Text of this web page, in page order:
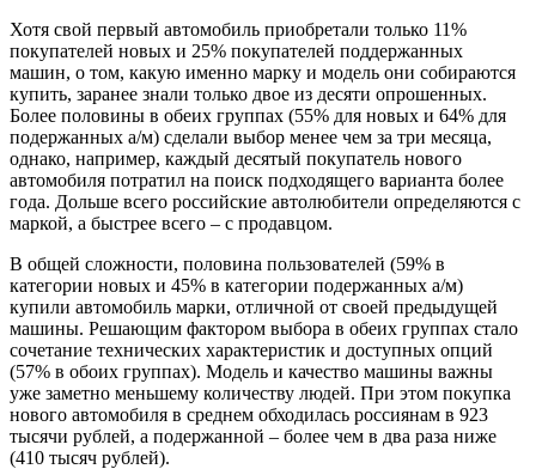
Хотя свой первый автомобиль приобретали только 11%
покупателей новых и 25% покупателей поддержанных
машин, о том, какую именно марку и модель они собираются
купить, заранее знали только двое из десяти опрошенных.
Более половины в обеих группах (55% для новых и 64% для
подержанных а/м) сделали выбор менее чем за три месяца,
однако, например, каждый десятый покупатель нового
автомобиля потратил на поиск подходящего варианта более
года. Дольше всего российские автолюбители определяются с
маркой, а быстрее всего – с продавцом.
В общей сложности, половина пользователей (59% в
категории новых и 45% в категории подержанных а/м)
купили автомобиль марки, отличной от своей предыдущей
машины. Решающим фактором выбора в обеих группах стало
сочетание технических характеристик и доступных опций
(57% в обоих группах). Модель и качество машины важны
уже заметно меньшему количеству людей. При этом покупка
нового автомобиля в среднем обходилась россиянам в 923
тысячи рублей, а подержанной – более чем в два раза ниже
(410 тысяч рублей).